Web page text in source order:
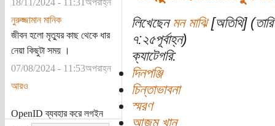
নুরুজ্জামান মানিক
জীবন হলো মৃত্যুর কাছ থেকে ধার
নেয়া কিছুটা সময় ।
07/08/2024 - 11:53অপরাহ্ন
আরও
OpenID ব্যবহার করে লগইন
লিখেছেন মন মাঝি[অতিথি]
৭:২৫পূর্বাহ্ন)
ক্যাটেগরি:
দিনপঞ্জি
চিন্তাভাবনা
স্মরণ
আজম খান